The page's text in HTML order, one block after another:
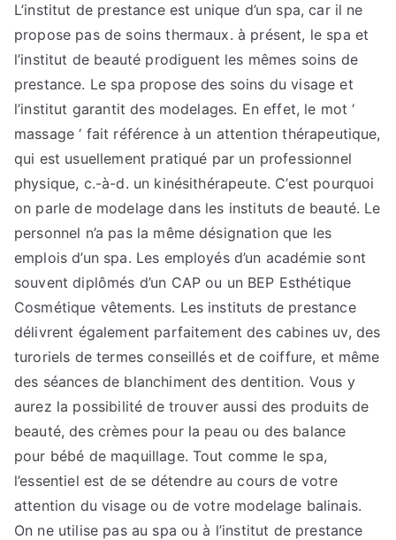
L’institut de prestance est unique d’un spa, car il ne
propose pas de soins thermaux. à présent, le spa et
l’institut de beauté prodiguent les mêmes soins de
prestance. Le spa propose des soins du visage et
l’institut garantit des modelages. En effet, le mot ‘
massage ‘ fait référence à un attention thérapeutique,
qui est usuellement pratiqué par un professionnel
physique, c.-à-d. un kinésithérapeute. C’est pourquoi
on parle de modelage dans les instituts de beauté. Le
personnel n’a pas la même désignation que les
emplois d’un spa. Les employés d’un académie sont
souvent diplômés d’un CAP ou un BEP Esthétique
Cosmétique vêtements. Les instituts de prestance
délivrent également parfaitement des cabines uv, des
turoriels de termes conseillés et de coiffure, et même
des séances de blanchiment des dentition. Vous y
aurez la possibilité de trouver aussi des produits de
beauté, des crèmes pour la peau ou des balance
pour bébé de maquillage. Tout comme le spa,
l’essentiel est de se détendre au cours de votre
attention du visage ou de votre modelage balinais.
On ne utilise pas au spa ou à l’institut de prestance